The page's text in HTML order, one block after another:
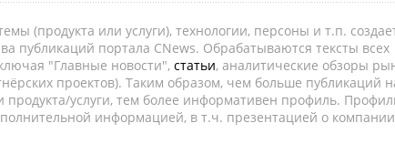
(продукта или услуги), технологии, персоны и т.п.
публикаций портала CNews. Обрабатываются тексты всех
"Главные новости", статьи, аналитические обзоры
проектов). Таким образом, чем больше публикаций
услуги, тем более информативен профиль.
информацией, в т.ч. презентацией о